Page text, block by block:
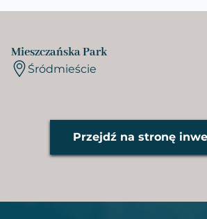
Mieszczańska Park
Śródmieście
Przejdź na stronę